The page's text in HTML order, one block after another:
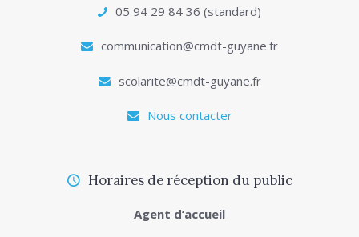
05 94 29 84 36 (standard)
communication@cmdt-guyane.fr
scolarite@cmdt-guyane.fr
Nous contacter
Horaires de réception du public
Agent d’accueil